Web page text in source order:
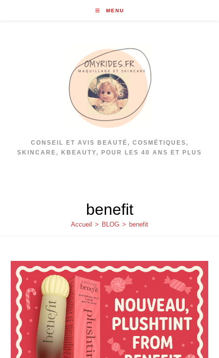
MENU
CONSEIL ET AVIS BEAUTÉ, COSMÉTIQUES,
SKINCARE, KBEAUTY, POUR LES 40 ANS ET PLUS
benefit
Accueil > BLOG > benefit